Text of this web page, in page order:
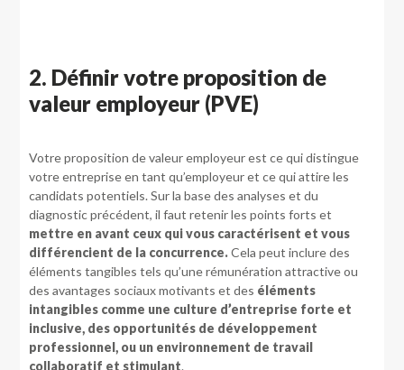
2. Définir votre proposition de
valeur employeur (PVE)
Votre proposition de valeur employeur est ce qui distingue
votre entreprise en tant qu’employeur et ce qui attire les
candidats potentiels. Sur la base des analyses et du
diagnostic précédent, il faut retenir les points forts et
mettre en avant ceux qui vous caractérisent et vous
différencient de la concurrence.Cela peut inclure des
éléments tangibles tels qu’une rémunération attractive ou
des avantages sociaux motivants et des éléments
intangibles comme une culture d’entreprise forte et
inclusive, des opportunités de développement
professionnel, ou un environnement de travail
collaboratif et stimulant.